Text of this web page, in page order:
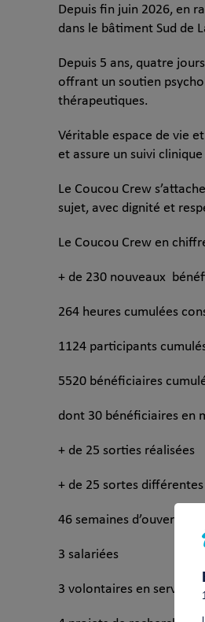
Depuis fin juin 2026, en
dans le bâtiment Sud de
Depuis 5 ans, quatre
offrant un soutien
thérapeutiques.
Véritable espace de vie
et assure un suivi
Le Coucou Crew
sujet, avec dignité et
Le Coucou Crew en
+ de 230 nouveaux
264 heures cumulées
1124 participants
5520 bénéficiaires
dont 30 bénéficiaires en
+ de 25 sorties réalisées
+ de 25 sortes
46 semaines d’ouverture,
3 salariées
3 volontaires en service